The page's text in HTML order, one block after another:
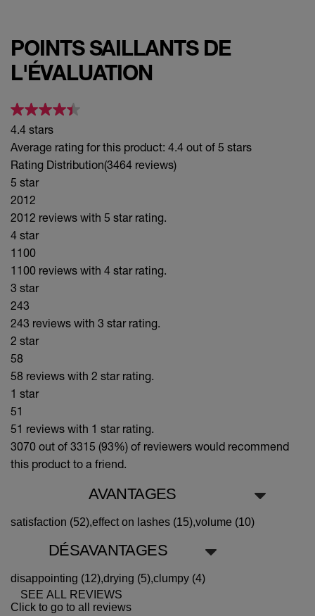
POINTS SAILLANTS DE
L'ÉVALUATION
4.4 stars
Average rating for this product: 4.4 out of 5 stars
Rating Distribution(3464 reviews)
5 star
2012
2012 reviews with 5 star rating.
4 star
1100
1100 reviews with 4 star rating.
3 star
243
243 reviews with 3 star rating.
2 star
58
58 reviews with 2 star rating.
1 star
51
51 reviews with 1 star rating.
3070 out of 3315 (93%) of reviewers would recommend
this product to a friend.
AVANTAGES
satisfaction (52),effect on lashes (15),volume (10)
DÉSAVANTAGES
disappointing (12),drying (5),clumpy (4)
SEE ALL REVIEWS
Click to go to all reviews